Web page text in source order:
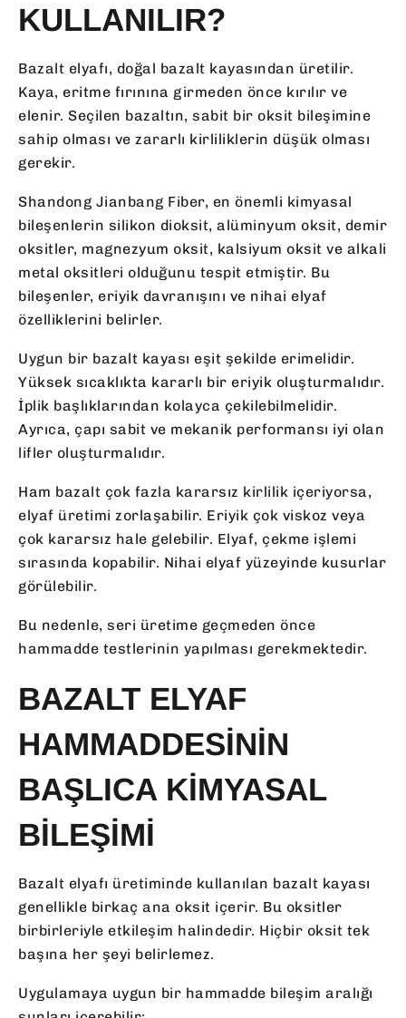
KULLANILIR?
Bazalt elyafı, doğal bazalt kayasından üretilir.
Kaya, eritme fırınına girmeden önce kırılır ve
elenir. Seçilen bazaltın, sabit bir oksit bileşimine
sahip olması ve zararlı kirliliklerin düşük olması
gerekir.
Shandong Jianbang Fiber, en önemli kimyasal
bileşenlerin silikon dioksit, alüminyum oksit, demir
oksitler, magnezyum oksit, kalsiyum oksit ve alkali
metal oksitleri olduğunu tespit etmiştir. Bu
bileşenler, eriyik davranışını ve nihai elyaf
özelliklerini belirler.
Uygun bir bazalt kayası eşit şekilde erimelidir.
Yüksek sıcaklıkta kararlı bir eriyik oluşturmalıdır.
İplik başlıklarından kolayca çekilebilmelidir.
Ayrıca, çapı sabit ve mekanik performansı iyi olan
lifler oluşturmalıdır.
Ham bazalt çok fazla kararsız kirlilik içeriyorsa,
elyaf üretimi zorlaşabilir. Eriyik çok viskoz veya
çok kararsız hale gelebilir. Elyaf, çekme işlemi
sırasında kopabilir. Nihai elyaf yüzeyinde kusurlar
görülebilir.
Bu nedenle, seri üretime geçmeden önce
hammadde testlerinin yapılması gerekmektedir.
BAZALT ELYAF
HAMMADDESININ
BAŞLICA KIMYASAL
BILEŞIMI
Bazalt elyafı üretiminde kullanılan bazalt kayası
genellikle birkaç ana oksit içerir. Bu oksitler
birbirleriyle etkileşim halindedir. Hiçbir oksit tek
başına her şeyi belirlemez.
Uygulamaya uygun bir hammadde bileşim aralığı